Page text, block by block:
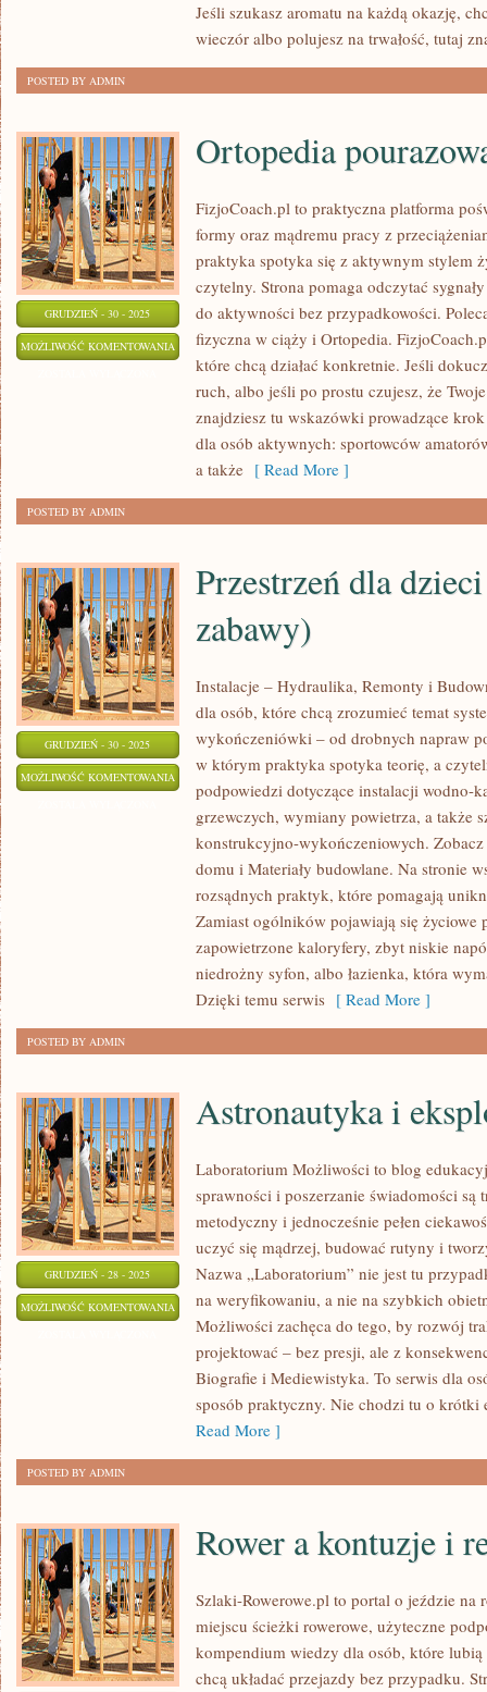
Jeśli szukasz aromatu na każdą okazję,
wieczór albo polujesz na trwałość, tutaj
POSTED BY ADMIN
GRUDZIEŃ - 30 - 2025
MOŻLIWOŚĆ KOMENTOWANIA ORTOPEDIA
POURAZOWA
DZIECI
Ortopedia
FizjoCoach.pl to praktyczna platforma
formy oraz mądremu pracy z
praktyka spotyka się z aktywnym stylem
czytelny. Strona pomaga odczytać
do aktywności bez przypadkowości.
fizyczna w ciąży i Ortopedia.
które chcą działać konkretnie. Jeśli
ruch, albo jeśli po prostu czujesz, że
znajdziesz tu wskazówki prowadzące
dla osób aktywnych: sportowców
a także [ Read More ]
POSTED BY ADMIN
GRUDZIEŃ - 30 - 2025
MOŻLIWOŚĆ KOMENTOWANIA PRZESTRZEŃ
DZIECI
Przestrzeń dla
zabawy)
Instalacje – Hydraulika, Remonty i
dla osób, które chcą zrozumieć temat
wykończeniówki – od drobnych napraw
w którym praktyka spotyka teorię, a
podpowiedzi dotyczące instalacji wodno-
grzewczych, wymiany powietrza, a także
konstrukcyjno-wykończeniowych.
domu i Materiały budowlane. Na stronie
rozsądnych praktyk, które pomagają
Zamiast ogólników pojawiają się życiowe
zapowietrzone kaloryfery, zbyt niskie
niedrożny syfon, albo łazienka, która
Dzięki temu serwis [ Read More ]
POSTED BY ADMIN
GRUDZIEŃ - 28 - 2025
MOŻLIWOŚĆ KOMENTOWANIA ASTRONAUTYKA
EKSPLORACJA
KOSMOSU
Astronautyka i
Laboratorium Możliwości to blog
sprawności i poszerzanie świadomości
metodyczny i jednocześnie pełen
uczyć się mądrzej, budować rutyny i
Nazwa „Laboratorium” nie jest tu
na weryfikowaniu, a nie na szybkich
Możliwości zachęca do tego, by rozwój
projektować – bez presji, ale z
Biografie i Mediewistyka. To serwis dla
sposób praktyczny. Nie chodzi tu o
Read More ]
POSTED BY ADMIN
Rower a kontuzje i
Szlaki-Rowerowe.pl to portal o jeździe na
miejscu ścieżki rowerowe, użyteczne
kompendium wiedzy dla osób, które
chcą układać przejazdy bez przypadku.